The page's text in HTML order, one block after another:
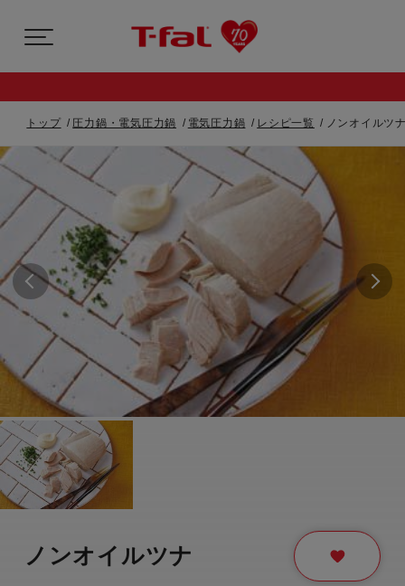
トップ 圧力鍋・電気圧力鍋 電気圧力鍋 レシピ一覧 ノンオイルツ
ノンオイルツナ